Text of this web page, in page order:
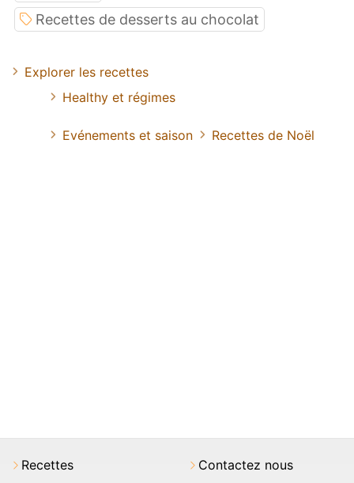
Recettes de desserts au chocolat
Explorer les recettes
Healthy et régimes
Evénements et saison Recettes de Noël
Recettes Contactez nous